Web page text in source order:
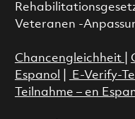
Veteranen -
Chancengleichheit
Espanol
E-Verify-
Teilnahme – en